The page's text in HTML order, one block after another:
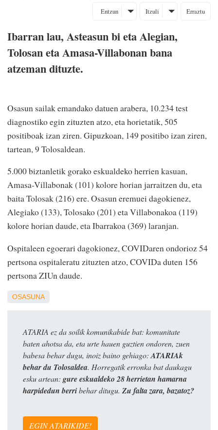
Entzun Itzuli Erraztu
Ibarran lau, Asteasun bi eta Alegian,
Tolosan eta Amasa-Villabonan bana
atzeman dituzte.
Osasun sailak emandako datuen arabera, 10.234 test
diagnostiko egin zituzten atzo, eta horietatik, 505
positiboak izan ziren. Gipuzkoan, 149 positibo izan ziren,
tartean, 9 Tolosaldean.
5.000 biztanletik gorako eskualdeko herrien kasuan,
Amasa-Villabonak (101) kolore horian jarraitzen du, eta
baita Tolosak (216) ere. Osasun eremuei dagokienez,
Alegiako (133), Tolosako (201) eta Villabonakoa (119)
kolore horian daude, eta Ibarrakoa (369) laranjan.
Ospitaleen egoerari dagokionez, COVIDaren ondorioz 54
pertsona ospitaleratu zituzten atzo, COVIDa duten 156
pertsona ZIUn daude.
OSASUNA
ATARIA ez da soilik komunikabide bat: komunitate
baten ahotsa da, eta urte hauen guztien ondoren, zuen
babesa behar dugu, inoiz baino gehiago: ATARIAk
behar du Tolosaldea. Horregatik erronka bat daukagu
esku artean: gure eskualdeko 28 herrietan hamarna
harpidedun berribehar ditugu. Zu falta zara, bazatoz?
EGIN ATARIKIDE!